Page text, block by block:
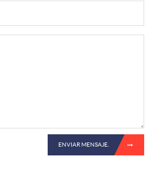
ENVIAR MENSAJE.